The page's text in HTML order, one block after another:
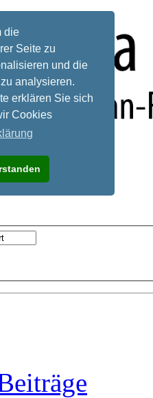
die
Seite zu
und die
analysieren.
erklären Sie sich
Cookies